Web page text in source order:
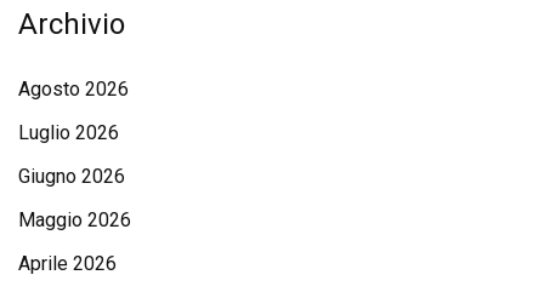
Archivio
Agosto 2026
Luglio 2026
Giugno 2026
Maggio 2026
Aprile 2026